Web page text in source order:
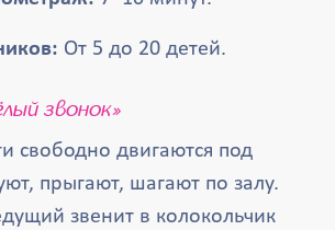
От 5 до 20 детей.
звонок»
свободно двигаются под
прыгают, шагают по залу.
звенит в колокольчик